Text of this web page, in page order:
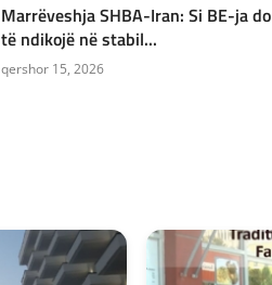
Marrëveshja SHBA-Iran: Si BE-ja do
të ndikojë në stabil...
qershor 15, 2026